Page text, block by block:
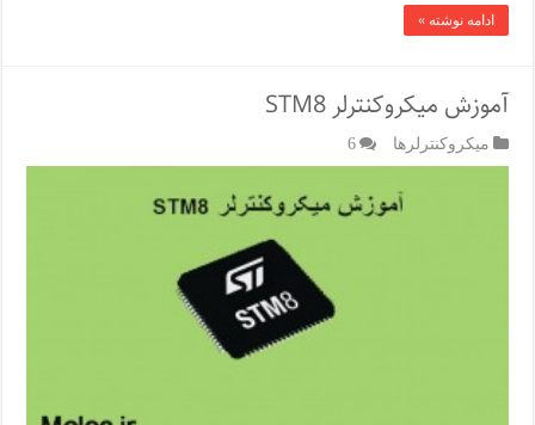
ادامه نوشته »
آموزش میکروکنترلر STM8
میکروکنترلرها 6